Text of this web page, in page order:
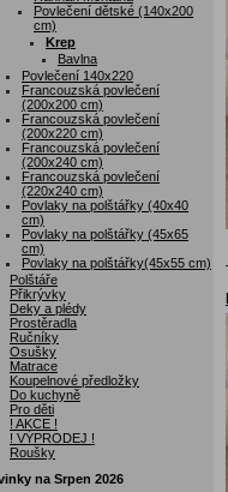
Povlečení dětské (140x200
cm)
Krep
Bavlna
Povlečení 140x220
Francouzská povlečení
(200x200 cm)
Francouzská povlečení
(200x220 cm)
Francouzská povlečení
(200x240 cm)
Francouzská povlečení
(220x240 cm)
Povlaky na polštářky (40x40
cm)
Povlaky na polštářky (45x65
cm)
Povlaky na polštářky(45x55 cm)
Polštáře
Přikrývky
Deky a plédy
Prostěradla
Ručníky
Osušky
Matrace
Koupelnové předložky
Do kuchyně
Pro děti
! AKCE !
! VÝPRODEJ !
Roušky
na Srpen 2026